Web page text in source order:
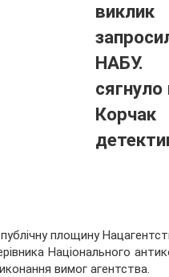
НАБУ.
сягнуло
площину
Національного
вимог агентства.